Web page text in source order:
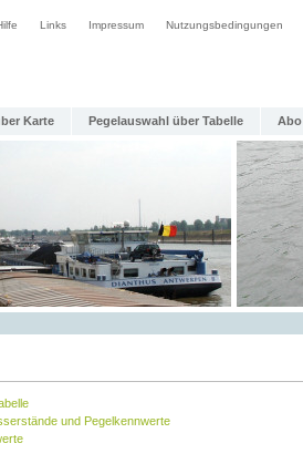
Links Impressum Nutzungsbedingungen
Karte Pegelauswahl über Tabelle Abo
und Pegelkennwerte